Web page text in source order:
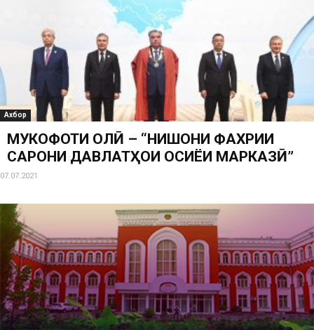
Ахбор
МУКОФОТИ ОЛӢ – “НИШОНИ ФАХРИИ
САРОНИ ДАВЛАТҲОИ ОСИЁИ МАРКАЗӢ”
07.07.2021